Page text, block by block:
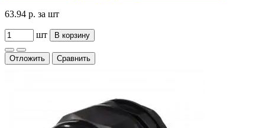
63.94 р. за шт
шт В корзину
Отложить Сравнить